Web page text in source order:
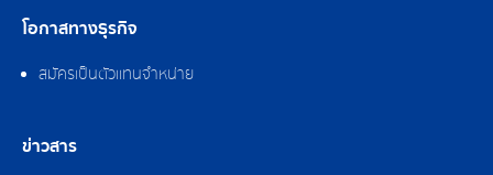
โอกาสทางธุรกิจ
สมัครเป็นตัวแทนจำหน่าย
ข่าวสาร